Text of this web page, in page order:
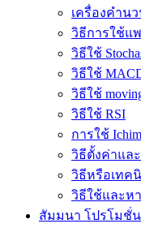
เครื่องคำนว
วิธีการใช้แ
วิธีใช้
วิธีใช้
วิธีใช้
วิธีใช้ RSI
การใช้
วิธีตั้งค่าและ
วิธีหรือเทคนิ
วิธีใช้และหา
สัมมนา โปรโมชั่